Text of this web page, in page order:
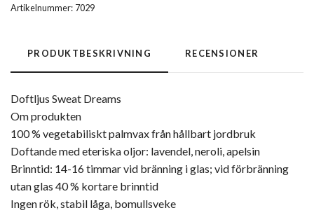
Artikelnummer: 7029
PRODUKTBESKRIVNING RECENSIONER
Doftljus Sweat Dreams
Om produkten
100 % vegetabiliskt palmvax från hållbart jordbruk
Doftande med eteriska oljor: lavendel, neroli, apelsin
Brinntid: 14-16 timmar vid bränning i glas; vid förbränning
utan glas 40 % kortare brinntid
Ingen rök, stabil låga, bomullsveke